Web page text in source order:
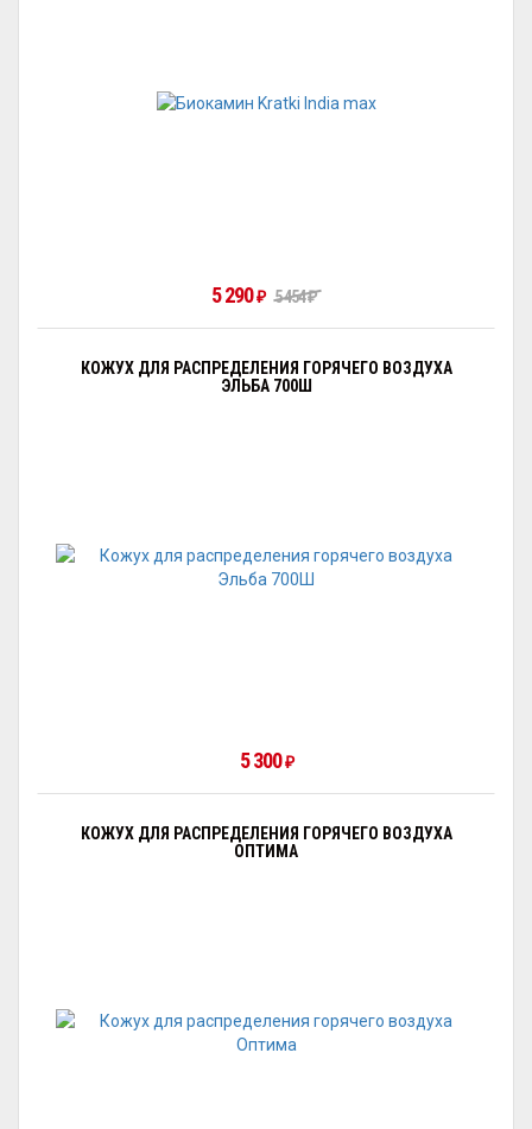
5 290 ₽ 5 454₽
КОЖУХ ДЛЯ РАСПРЕДЕЛЕНИЯ ГОРЯЧЕГО ВОЗДУХА
ЭЛЬБА 700Ш
5 300 ₽
КОЖУХ ДЛЯ РАСПРЕДЕЛЕНИЯ ГОРЯЧЕГО ВОЗДУХА
ОПТИМА